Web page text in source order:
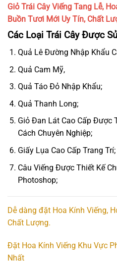
Giỏ Trái Cây Viếng Tang Lễ,
Buồn Tươi Mới Uy Tín, Chất
Các Loại Trái Cây Được
Quả Lê Đường Nhập Khẩu
Quả Cam Mỹ,
Quả Táo Đỏ Nhập Khẩu;
Quả Thanh Long;
Giỏ Đan Lát Cao Cấp Được
Cách Chuyên Nghiệp;
Giấy Lụa Cao Cấp Trang Trí;
Câu Viếng Được Thiết Kế
Photoshop;
Dễ dàng đặt Hoa Kính Viếng,
Chất Lượng.
Đặt Hoa Kính Viếng Khu Vực
Nhất